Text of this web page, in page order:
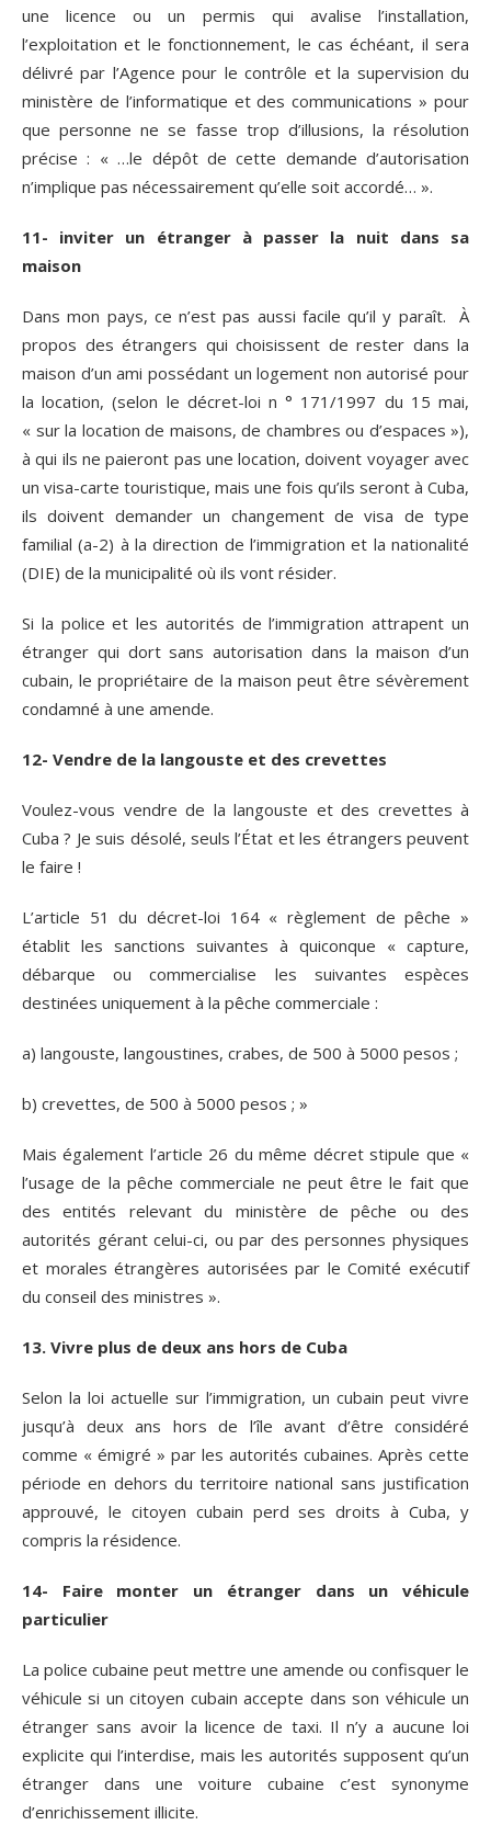
une licence ou un permis qui avalise l’installation,
l’exploitation et le fonctionnement, le cas échéant, il sera
délivré par l’Agence pour le contrôle et la supervision du
ministère de l’informatique et des communications » pour
que personne ne se fasse trop d’illusions, la résolution
précise : « …le dépôt de cette demande d’autorisation
n’implique pas nécessairement qu’elle soit accordé… ».
11- inviter un étranger à passer la nuit dans sa
maison
Dans mon pays, ce n’est pas aussi facile qu’il y paraît. À
propos des étrangers qui choisissent de rester dans la
maison d’un ami possédant un logement non autorisé pour
la location, (selon le décret-loi n ° 171/1997 du 15 mai,
« sur la location de maisons, de chambres ou d’espaces »),
à qui ils ne paieront pas une location, doivent voyager avec
un visa-carte touristique, mais une fois qu’ils seront à Cuba,
ils doivent demander un changement de visa de type
familial (a-2) à la direction de l’immigration et la nationalité
(DIE) de la municipalité où ils vont résider.
Si la police et les autorités de l’immigration attrapent un
étranger qui dort sans autorisation dans la maison d’un
cubain, le propriétaire de la maison peut être sévèrement
condamné à une amende.
12- Vendre de la langouste et des crevettes
Voulez-vous vendre de la langouste et des crevettes à
Cuba ? Je suis désolé, seuls l’État et les étrangers peuvent
le faire !
L’article 51 du décret-loi 164 « règlement de pêche »
établit les sanctions suivantes à quiconque « capture,
débarque ou commercialise les suivantes espèces
destinées uniquement à la pêche commerciale :
a) langouste, langoustines, crabes, de 500 à 5000 pesos ;
b) crevettes, de 500 à 5000 pesos ; »
Mais également l’article 26 du même décret stipule que «
l’usage de la pêche commerciale ne peut être le fait que
des entités relevant du ministère de pêche ou des
autorités gérant celui-ci, ou par des personnes physiques
et morales étrangères autorisées par le Comité exécutif
du conseil des ministres ».
13. Vivre plus de deux ans hors de Cuba
Selon la loi actuelle sur l’immigration, un cubain peut vivre
jusqu’à deux ans hors de l’île avant d’être considéré
comme « émigré » par les autorités cubaines. Après cette
période en dehors du territoire national sans justification
approuvé, le citoyen cubain perd ses droits à Cuba, y
compris la résidence.
14- Faire monter un étranger dans un véhicule
particulier
La police cubaine peut mettre une amende ou confisquer le
véhicule si un citoyen cubain accepte dans son véhicule un
étranger sans avoir la licence de taxi. Il n’y a aucune loi
explicite qui l’interdise, mais les autorités supposent qu’un
étranger dans une voiture cubaine c’est synonyme
d’enrichissement illicite.